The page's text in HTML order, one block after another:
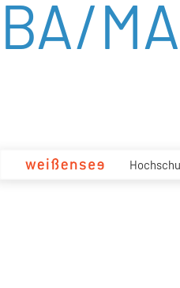
zum
Inhalt
BA/